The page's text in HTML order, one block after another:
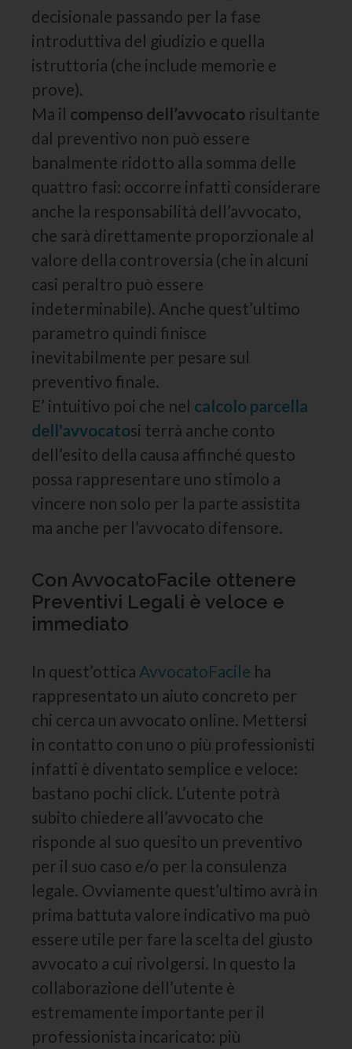
decisionale passando per la fase
introduttiva del giudizio e quella
istruttoria (che include memorie e
prove).
Ma il compenso dell’avvocato risultante
dal preventivo non può essere
banalmente ridotto alla somma delle
quattro fasi: occorre infatti considerare
anche la responsabilità dell’avvocato,
che sarà direttamente proporzionale al
valore della controversia (che in alcuni
casi peraltro può essere
indeterminabile). Anche quest’ultimo
parametro quindi finisce
inevitabilmente per pesare sul
preventivo finale.
E’ intuitivo poi che nel calcolo parcella
dell'avvocatosi terrà anche conto
dell’esito della causa affinché questo
possa rappresentare uno stimolo a
vincere non solo per la parte assistita
ma anche per l’avvocato difensore.
Con AvvocatoFacile ottenere
Preventivi Legali è veloce e
immediato
In quest’ottica AvvocatoFacile ha
rappresentato un aiuto concreto per
chi cerca un avvocato online. Mettersi
in contatto con uno o più professionisti
infatti è diventato semplice e veloce:
bastano pochi click. L’utente potrà
subito chiedere all’avvocato che
risponde al suo quesito un preventivo
per il suo caso e/o per la consulenza
legale. Ovviamente quest’ultimo avrà in
prima battuta valore indicativo ma può
essere utile per fare la scelta del giusto
avvocato a cui rivolgersi. In questo la
collaborazione dell’utente è
estremamente importante per il
professionista incaricato: più